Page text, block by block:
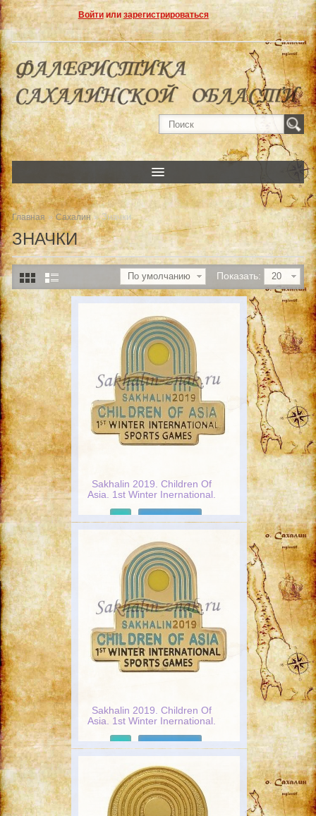
Войтиили зарегистрироваться
Главная » Сахалин» Значки
ЗНАЧКИ
Показать: 20
По умолчанию
Sakhalin 2019. Children Of
Asia. 1st Winter Inеrnational.
Sakhalin 2019. Children Of
Asia. 1st Winter Inеrnational.